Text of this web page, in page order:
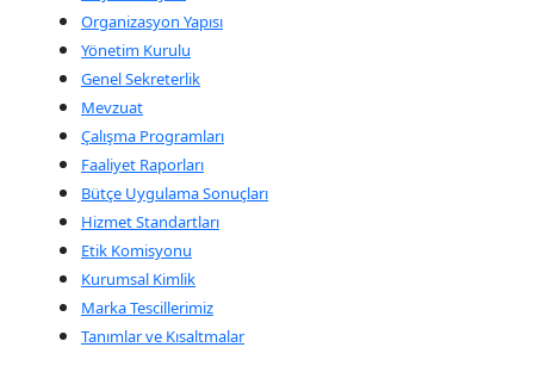
Organizasyon Yapısı
Yönetim Kurulu
Genel Sekreterlik
Mevzuat
Çalışma Programları
Faaliyet Raporları
Bütçe Uygulama Sonuçları
Hizmet Standartları
Etik Komisyonu
Kurumsal Kimlik
Marka Tescillerimiz
Tanımlar ve Kısaltmalar